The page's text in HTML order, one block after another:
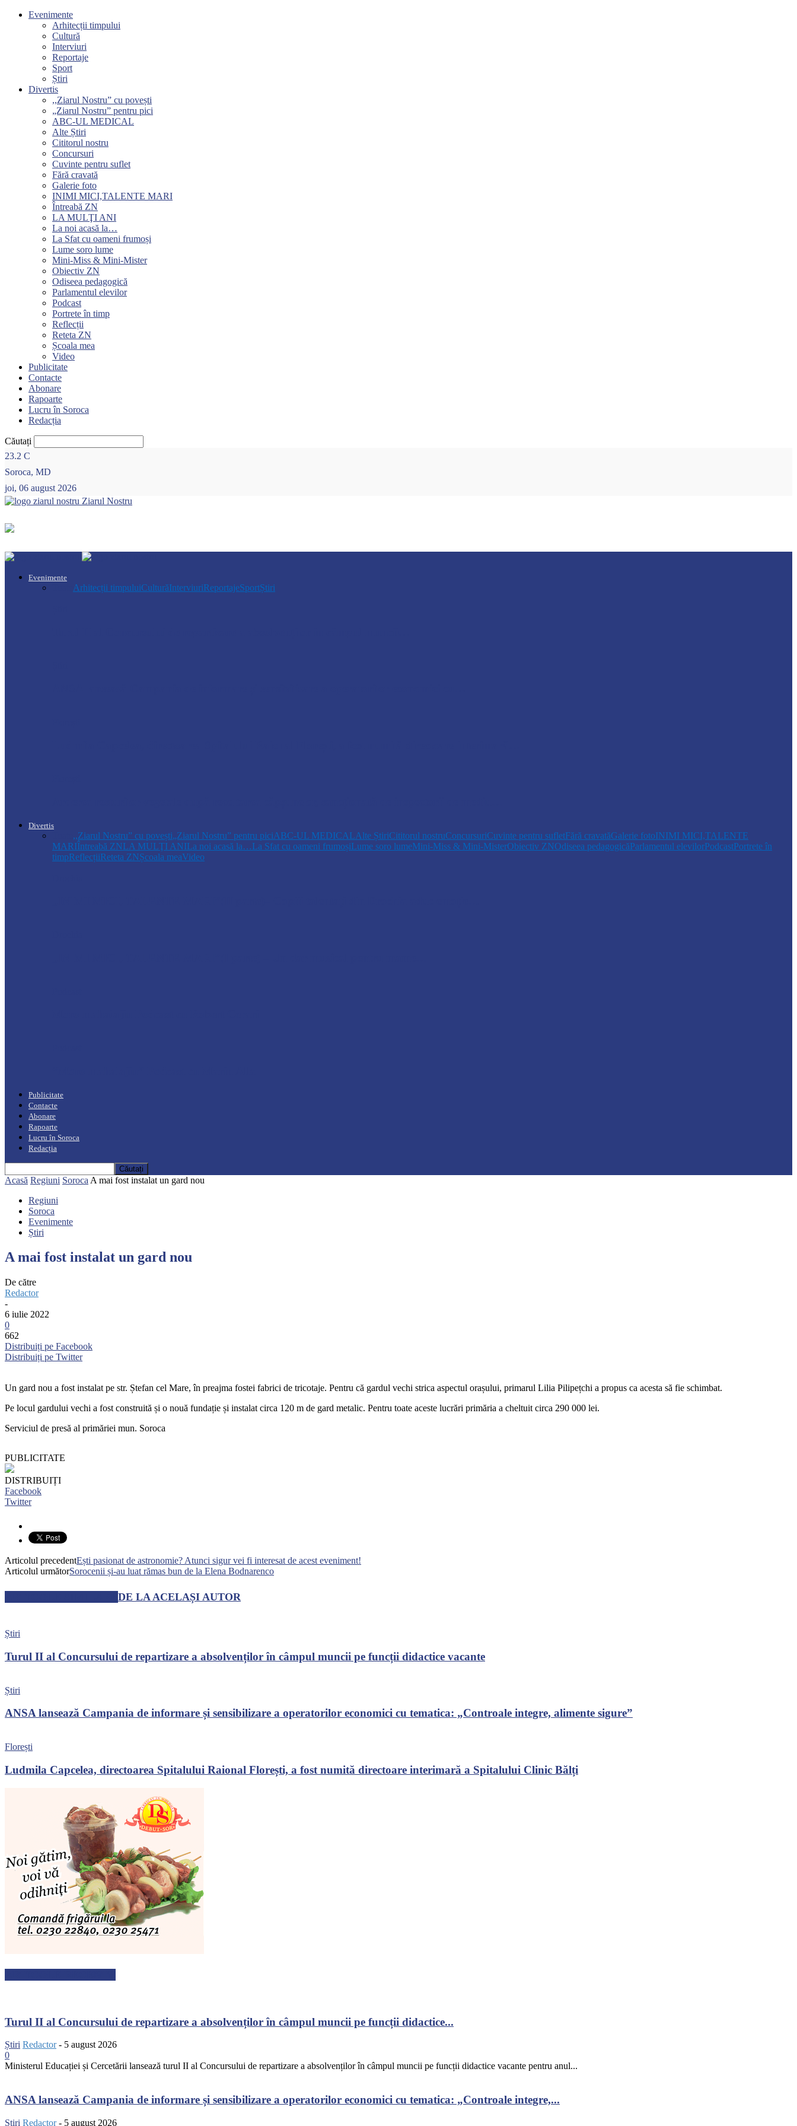
Evenimente
Arhitecții timpului
Cultură
Interviuri
Reportaje
Sport
Știri
Divertis
,,Ziarul Nostru” cu povești
„Ziarul Nostru” pentru pici
ABC-UL MEDICAL
Alte Știri
Cititorul nostru
Concursuri
Cuvinte pentru suflet
Fără cravată
Galerie foto
INIMI MICI,TALENTE MARI
Întreabă ZN
LA MULŢI ANI
La noi acasă la…
La Sfat cu oameni frumoși
Lume soro lume
Mini-Miss & Mini-Mister
Obiectiv ZN
Odiseea pedagogică
Parlamentul elevilor
Podcast
Portrete în timp
Reflecții
Reteta ZN
Școala mea
Video
Publicitate
Contacte
Abonare
Rapoarte
Lucru în Soroca
Redacția
Căutați
23.2 C
Soroca, MD
joi, 06 august 2026
Ziarul Nostru
Evenimente
Arhitecții timpuluiCulturăInterviuriReportajeSportȘtiri
Divertis
,,Ziarul Nostru” cu povești„Ziarul Nostru” pentru piciABC-UL MEDICALAlte ȘtiriCititorul nostruConcursuriCuvinte pentru sufletFără cravatăGalerie fotoINIMI MICI,TALENTE
MARIÎntreabă ZNLA MULŢI ANILa noi acasă la…La Sfat cu oameni frumoșiLume soro lumeMini-Miss & Mini-MisterObiectiv ZNOdiseea pedagogicăParlamentul elevilorPodcastPortrete în
timpReflecțiiReteta ZNȘcoala meaVideo
Publicitate
Contacte
Abonare
Rapoarte
Lucru în Soroca
Redacția
Acasă Regiuni Soroca A mai fost instalat un gard nou
Regiuni
Soroca
Evenimente
Știri
A mai fost instalat un gard nou
De către
Redactor
-
6 iulie 2022
0
662
Distribuiți pe Facebook
Distribuiți pe Twitter
Un gard nou a fost instalat pe str. Ștefan cel Mare, în preajma fostei fabrici de tricotaje. Pentru că gardul vechi strica aspectul orașului, primarul Lilia Pilipețchi a propus ca acesta să fie schimbat.
Pe locul gardului vechi a fost construită și o nouă fundație și instalat circa 120 m de gard metalic. Pentru toate aceste lucrări primăria a cheltuit circa 290 000 lei.
Serviciul de presă al primăriei mun. Soroca
PUBLICITATE
DISTRIBUIȚI
Facebook
Twitter
Articolul precedentEști pasionat de astronomie? Atunci sigur vei fi interesat de acest eveniment!
Articolul următorSorocenii și-au luat rămas bun de la Elena Bodnarenco
DE LA ACELAȘI AUTOR
Știri
Turul II al Concursului de repartizare a absolvenților în câmpul muncii pe funcții didactice vacante
Știri
ANSA lansează Campania de informare și sensibilizare a operatorilor economici cu tematica: „Controale integre, alimente sigure”
Florești
Ludmila Capcelea, directoarea Spitalului Raional Florești, a fost numită directoare interimară a Spitalului Clinic Bălți
Turul II al Concursului de repartizare a absolvenților în câmpul muncii pe funcții didactice...
Știri Redactor - 5 august 2026
0
Ministerul Educației și Cercetării lansează turul II al Concursului de repartizare a absolvenților în câmpul muncii pe funcții didactice vacante pentru anul...
ANSA lansează Campania de informare și sensibilizare a operatorilor economici cu tematica: „Controale integre,...
Știri Redactor - 5 august 2026